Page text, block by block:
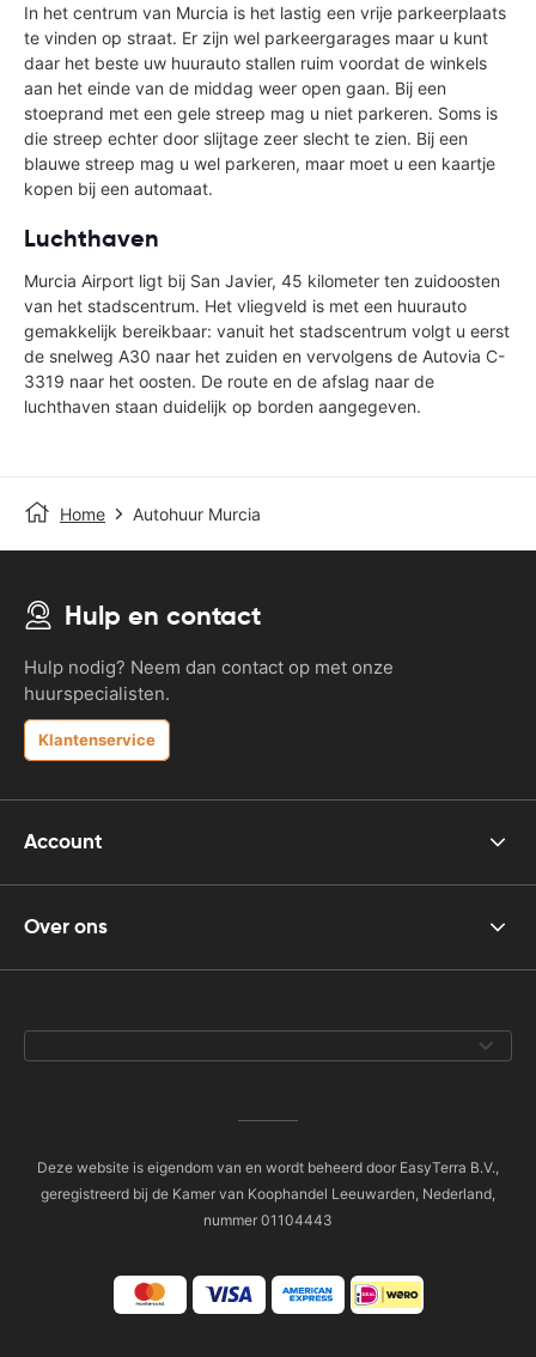
In het centrum van Murcia is het lastig een vrije parkeerplaats
te vinden op straat. Er zijn wel parkeergarages maar u kunt
daar het beste uw huurauto stallen ruim voordat de winkels
aan het einde van de middag weer open gaan. Bij een
stoeprand met een gele streep mag u niet parkeren. Soms is
die streep echter door slijtage zeer slecht te zien. Bij een
blauwe streep mag u wel parkeren, maar moet u een kaartje
kopen bij een automaat.
Luchthaven
Murcia Airport ligt bij San Javier, 45 kilometer ten zuidoosten
van het stadscentrum. Het vliegveld is met een huurauto
gemakkelijk bereikbaar: vanuit het stadscentrum volgt u eerst
de snelweg A30 naar het zuiden en vervolgens de Autovia C-
3319 naar het oosten. De route en de afslag naar de
luchthaven staan duidelijk op borden aangegeven.
Home Autohuur Murcia
Hulp en contact
Hulp nodig? Neem dan contact op met onze
huurspecialisten.
Klantenservice
Account
Over ons
Deze website is eigendom van en wordt beheerd door EasyTerra B.V.,
geregistreerd bij de Kamer van Koophandel Leeuwarden, Nederland,
nummer 01104443